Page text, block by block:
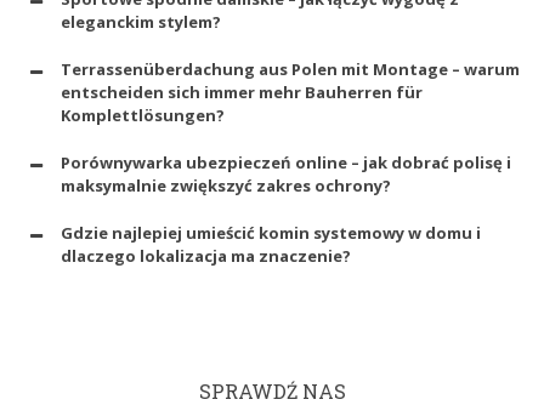
eleganckim stylem?
Terrassenüberdachung aus Polen mit Montage – warum
entscheiden sich immer mehr Bauherren für
Komplettlösungen?
Porównywarka ubezpieczeń online – jak dobrać polisę i
maksymalnie zwiększyć zakres ochrony?
Gdzie najlepiej umieścić komin systemowy w domu i
dlaczego lokalizacja ma znaczenie?
SPRAWDŹ NAS